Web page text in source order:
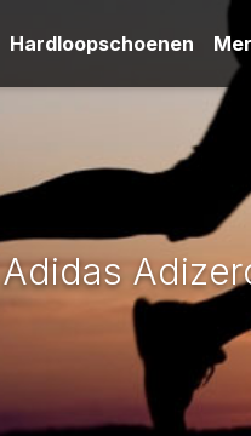
Hardloopschoenen
Adidas